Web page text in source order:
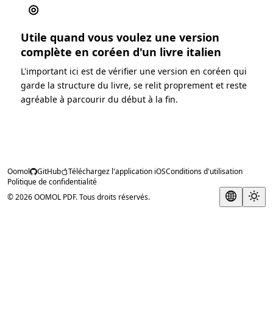
◎
Utile quand vous voulez une version
complète en coréen d'un livre italien
L'important ici est de vérifier une version en coréen qui
garde la structure du livre, se relit proprement et reste
agréable à parcourir du début à la fin.
Oomol GitHub Téléchargez l'application iOSConditions d'utilisation
Politique de confidentialité
© 2026 OOMOL PDF. Tous droits réservés.